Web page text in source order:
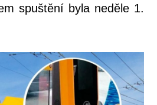
spuštění byla neděle 1.